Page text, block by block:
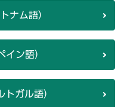
ナム語）
ン語）
ガル語）